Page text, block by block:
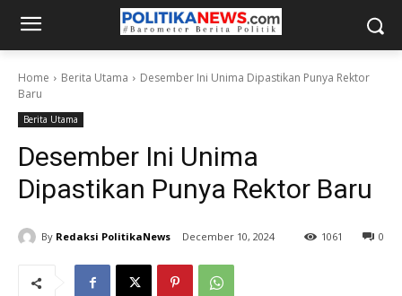
Home Berita Utama
Desember Ini Unima Dipastikan Punya Rektor
Baru
Berita Utama
Desember Ini Unima
Dipastikan Punya Rektor Baru
By Redaksi PolitikaNews December 10, 2024 0
1061